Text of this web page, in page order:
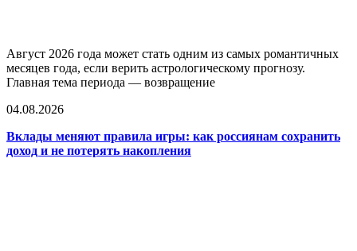
Август 2026 года может стать одним из самых романтичных
месяцев года, если верить астрологическому прогнозу.
Главная тема периода — возвращение
04.08.2026
Вклады меняют правила игры: как россиянам сохранить
доход и не потерять накопления